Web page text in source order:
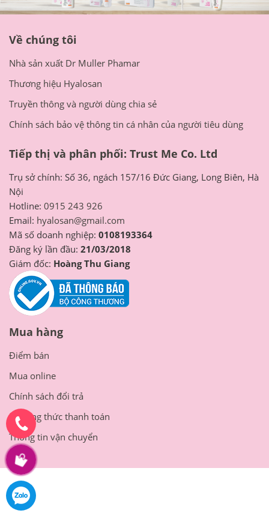
Về chúng tôi
Nhà sản xuất Dr Muller Phamar
Thương hiệu Hyalosan
Truyền thông và người dùng chia sẻ
Chính sách bảo vệ thông tin cá nhân của người tiêu dùng
Tiếp thị và phân phối: Trust Me Co. Ltd
Trụ sở chính: Số 36, ngách 157/16 Đức Giang, Long Biên, Hà
Nội
Hotline: 0915 243 926
Email: hyalosan@gmail.com
Mã số doanh nghiệp: 0108193364
Đăng ký lần đầu: 21/03/2018
Giám đốc: Hoàng Thu Giang
Mua hàng
Điểm bán
Mua online
Chính sách đổi trả
Phương thức thanh toán
Thông tin vận chuyển